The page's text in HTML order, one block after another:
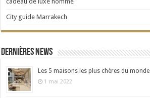
City guide Marrakech
Dernières news
Les 5 maisons les plus chères du monde
1 mai 2022